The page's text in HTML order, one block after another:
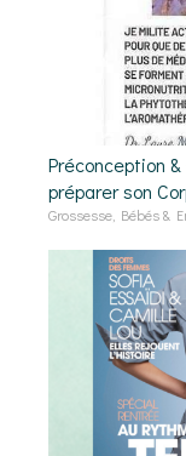
Préconception
préparer son
Grossesse, Bébés &